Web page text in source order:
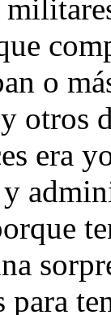
o
otros
era
para